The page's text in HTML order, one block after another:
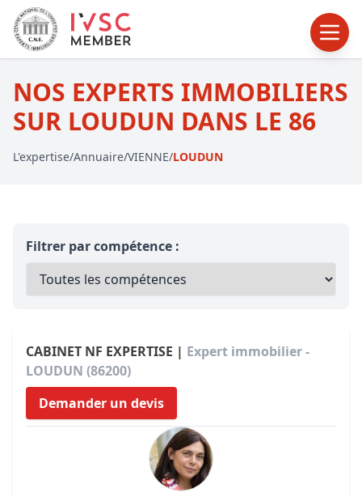
NOS EXPERTS IMMOBILIERS
SUR LOUDUN DANS LE 86
L'expertise/Annuaire/VIENNE/LOUDUN
Filtrer par compétence :
CABINET NF EXPERTISE | Expert immobilier -
LOUDUN (86200)
Demander un devis